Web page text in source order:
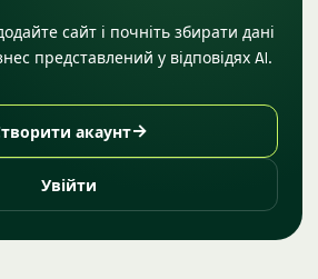
сайт і почніть збирати дані
представлений у відповідях AI.
акаунт→
Увійти